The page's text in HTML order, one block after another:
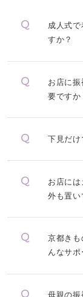
成人式
すか？
お店に
要ですか
下見だけ
お店に
外も置い
京都きも
んなサポ
母親の振